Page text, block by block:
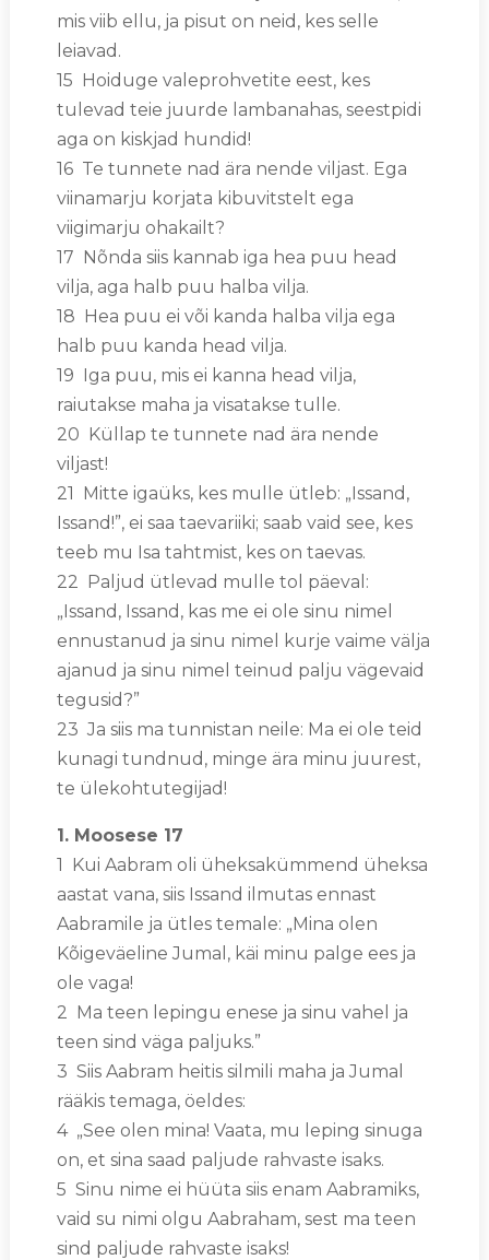
mis viib ellu, ja pisut on neid, kes selle
leiavad.
15 Hoiduge valeprohvetite eest, kes
tulevad teie juurde lambanahas, seestpidi
aga on kiskjad hundid!
16 Te tunnete nad ära nende viljast. Ega
viinamarju korjata kibuvitstelt ega
viigimarju ohakailt?
17 Nõnda siis kannab iga hea puu head
vilja, aga halb puu halba vilja.
18 Hea puu ei või kanda halba vilja ega
halb puu kanda head vilja.
19 Iga puu, mis ei kanna head vilja,
raiutakse maha ja visatakse tulle.
20 Küllap te tunnete nad ära nende
viljast!
21 Mitte igaüks, kes mulle ütleb: „Issand,
Issand!”, ei saa taevariiki; saab vaid see, kes
teeb mu Isa tahtmist, kes on taevas.
22 Paljud ütlevad mulle tol päeval:
„Issand, Issand, kas me ei ole sinu nimel
ennustanud ja sinu nimel kurje vaime välja
ajanud ja sinu nimel teinud palju vägevaid
tegusid?”
23 Ja siis ma tunnistan neile: Ma ei ole teid
kunagi tundnud, minge ära minu juurest,
te ülekohtutegijad!
1. Moosese 17
1 Kui Aabram oli üheksakümmend üheksa
aastat vana, siis Issand ilmutas ennast
Aabramile ja ütles temale: „Mina olen
Kõigeväeline Jumal, käi minu palge ees ja
ole vaga!
2 Ma teen lepingu enese ja sinu vahel ja
teen sind väga paljuks.”
3 Siis Aabram heitis silmili maha ja Jumal
rääkis temaga, öeldes:
4 „See olen mina! Vaata, mu leping sinuga
on, et sina saad paljude rahvaste isaks.
5 Sinu nime ei hüüta siis enam Aabramiks,
vaid su nimi olgu Aabraham, sest ma teen
sind paljude rahvaste isaks!